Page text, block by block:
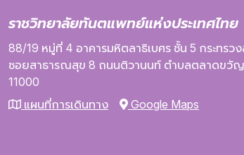
ราชวิทยาลัยทันตแพทย์แห่งประเทศไทย
88/19 หมู่ที่ 4 อาคารมหิตลาธิเบศร ชั้น 5 กระทรว
ซอยสาธารณสุข 8 ถนนติวานนท์ ตำบลตลาดขวัญ
11000
แผนที่การเดินทาง
Google Maps